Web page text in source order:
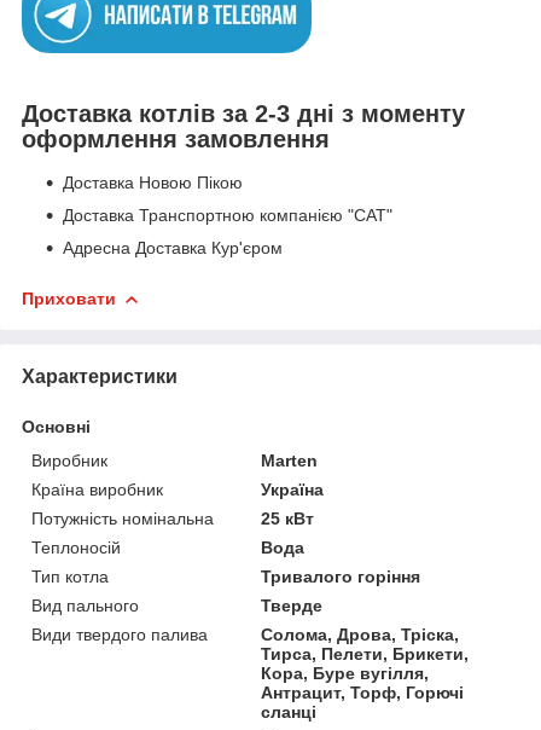
Доставка котлів за 2-3 дні з моменту
оформлення замовлення
Доставка Новою Пікою
Доставка Транспортною компанією "САТ"
Адресна Доставка Кур'єром
Приховати
Характеристики
Основні
Виробник
Marten
Країна виробник
Україна
Потужність номінальна
25 кВт
Теплоносій
Вода
Тип котла
Тривалого горіння
Вид пального
Тверде
Види твердого палива
Солома, Дрова, Тріска,
Тирса, Пелети, Брикети,
Кора, Буре вугілля,
Антрацит, Торф, Горючі
сланці